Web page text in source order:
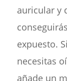
auricular y
expuesto.
necesitas
añade un